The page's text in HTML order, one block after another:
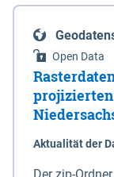
Open Data
Aktualität der